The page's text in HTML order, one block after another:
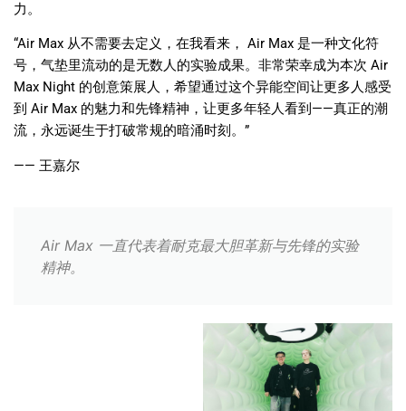
力。
“Air Max 从不需要去定义，在我看来， Air Max 是一种文化符
号，气垫里流动的是无数人的实验成果。非常荣幸成为本次 Air
Max Night 的创意策展人，希望通过这个异能空间让更多人感受
到 Air Max 的魅力和先锋精神，让更多年轻人看到 ——真正的潮
流，永远诞生于打破常规的暗涌时刻。 ”
—— 王嘉尔
Air Max 一直代表着耐克最大胆革新与先锋的实验
精神。